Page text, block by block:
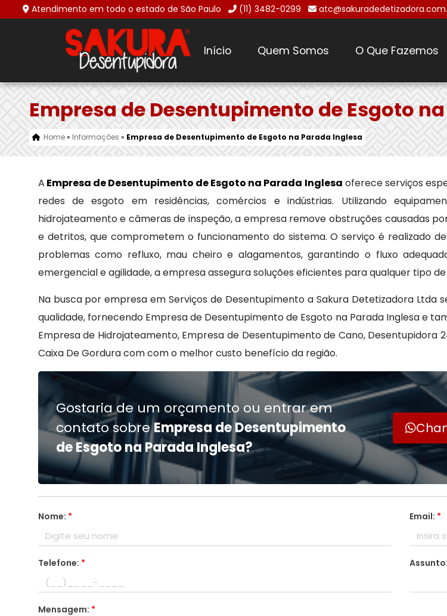
Atendimento em todo o estado de São Paulo (11) 3482-0299
Início Quem Somos O Que Fazemos
Empresa de Desentupimento de Esgoto
Home» Informações » Empresa de Desentupimento de Esgoto na Parada Inglesa
A Empresa de Desentupimento de Esgoto na Parada Inglesa oferece serviços
redes de esgoto em residências, comércios e indústrias. Utilizando
hidrojateamento e câmeras de inspeção, a empresa remove obstruções causadas
e detritos, que comprometem o funcionamento do sistema. O serviço é realizado
problemas como refluxo, mau cheiro e alagamentos, garantindo o fluxo
emergencial e agilidade, a empresa assegura soluções eficientes para qualquer tipo
Na busca por empresa em Serviços de Desentupimento a Sakura Detetizadora Ltda
qualidade, fornecendo Empresa de Desentupimento de Esgoto na Parada Inglesa e
Empresa de Hidrojateamento, Empresa de Desentupimento de Cano, Desentupidora
Caixa De Gordura com com o melhor custo benefício da região.
Gostaria de um orçamento ou entrar em
contato sobreEmpresa de Desentupimento
de Esgoto na Parada Inglesa?
Nome: * Email: *
Telefone: * Assunto:
Mensagem: *